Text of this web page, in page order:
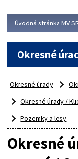
Viac
Úvodná stránka MV SR
Okresné
Okresné úrady
Okresné úrady /
Pozemky a lesy
Okresné